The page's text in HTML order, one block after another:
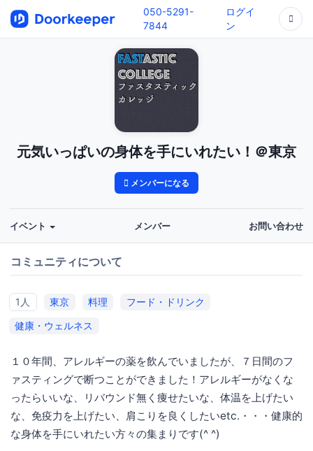
050-5291-
7844
ログイ
ン
元気いっぱいの身体を手にいれたい！＠東京
メンバーになる
イベント メンバー お問い合わせ
コミュニティについて
1人 東京 料理
フード・ドリンク
健康・ウェルネス
１０年間、アレルギーの薬を飲んでいましたが、７日間のフ
ァスティングで断つことができました！アレルギーがなくな
ったらいいな、リバウンド無く痩せたいな、体温を上げたい
な、免疫力を上げたい、肩こりを良くしたいetc.・・・健康的
な身体を手にいれたい方々の集まりです(^ ^)